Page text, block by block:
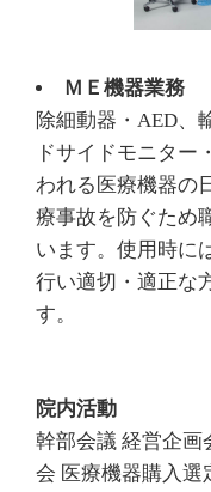
ＭＥ機器業務
除細動器・AED、
ドサイドモニター
われる医療機器の
療事故を防ぐため
います。使用時に
行い適切・適正な
す。
院内活動
幹部会議 経営企画
会 医療機器購入選